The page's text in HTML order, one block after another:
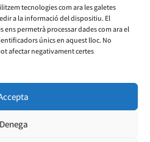
tecnologies com ara les galetes
a la informació del dispositiu. El
permetrà processar dades com ara el
únics en aquest lloc. No
afectar negativament certes
Denega